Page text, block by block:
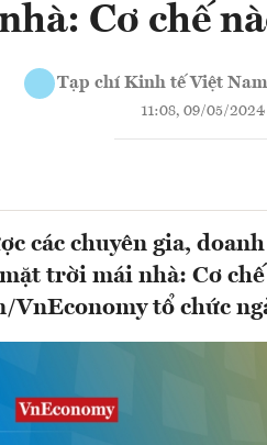
Cơ chế
Tạp chí Kinh tế Việt
11:08, 09/05/2024
các chuyên gia,
trời mái nhà: Cơ
VnEconomy tổ chức